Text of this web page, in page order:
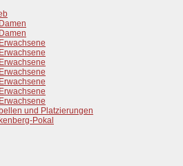
und Platzierungen
Pokal